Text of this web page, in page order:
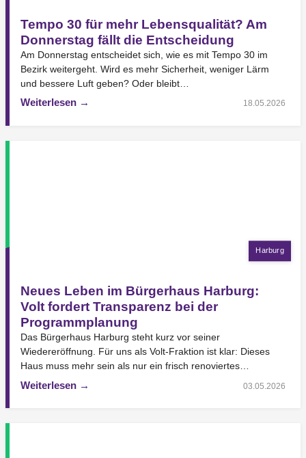
Tempo 30 für mehr Lebensqualität? Am
Donnerstag fällt die Entscheidung
Am Donnerstag entscheidet sich, wie es mit Tempo 30 im
Bezirk weitergeht. Wird es mehr Sicherheit, weniger Lärm
und bessere Luft geben? Oder bleibt…
Weiterlesen →
18.05.2026
Harburg
Neues Leben im Bürgerhaus Harburg:
Volt fordert Transparenz bei der
Programmplanung
Das Bürgerhaus Harburg steht kurz vor seiner
Wiedereröffnung. Für uns als Volt-Fraktion ist klar: Dieses
Haus muss mehr sein als nur ein frisch renoviertes…
Weiterlesen →
03.05.2026